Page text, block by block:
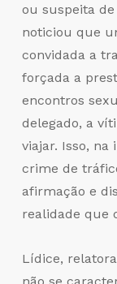
ou suspeita
noticiou que
convidada a
forçada a
encontros
delegado, a
viajar. Isso, na
crime de
afirmação e
realidade que
Lídice,